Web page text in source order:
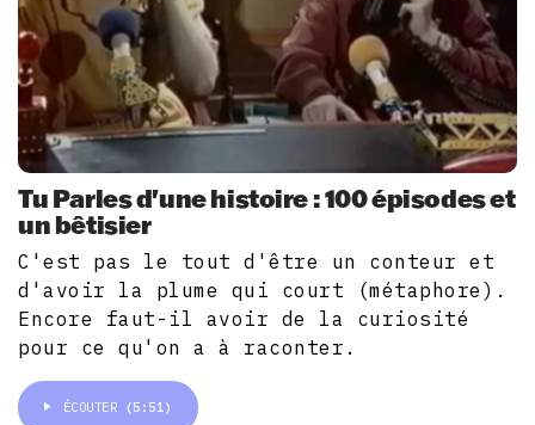
Tu Parles d'une histoire : 100 épisodes et
un bêtisier
C'est pas le tout d'être un conteur et
d'avoir la plume qui court (métaphore).
Encore faut-il avoir de la curiosité
pour ce qu'on a à raconter.
ÉCOUTER (5:51)